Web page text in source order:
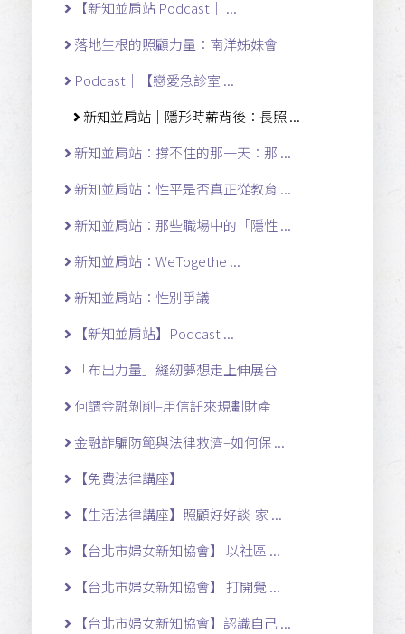
【新知並肩站 Podcast｜ ...
落地生根的照顧力量：南洋姊妹會
Podcast｜【戀愛急診室 ...
新知並肩站｜隱形時薪背後：長照 ...
新知並肩站：撐不住的那一天：那 ...
新知並肩站：性平是否真正從教育 ...
新知並肩站：那些職場中的「隱性 ...
新知並肩站：WeTogethe ...
新知並肩站：性別爭議
【新知並肩站】Podcast ...
「布出力量」縫紉夢想走上伸展台
何謂金融剝削–用信託來規劃財產
金融詐騙防範與法律救濟–如何保 ...
【免費法律講座】
【生活法律講座】照顧好好談-家 ...
【台北市婦女新知協會】 以社區 ...
【台北市婦女新知協會】 打開覺 ...
【台北市婦女新知協會】認識自己 ...